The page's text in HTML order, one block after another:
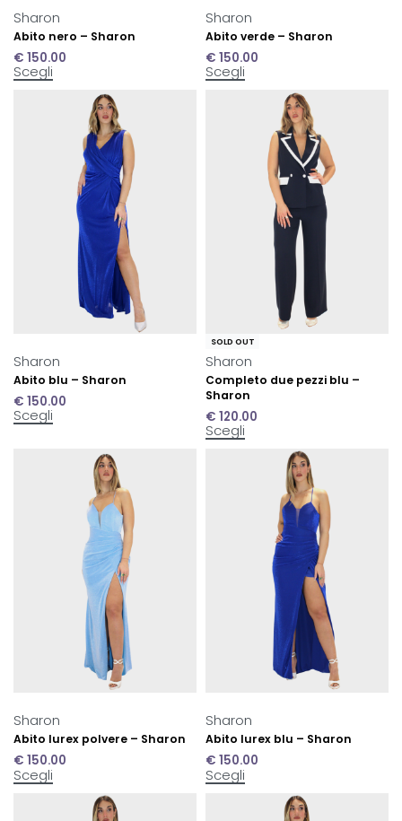
Sharon
Abito nero – Sharon
€ 150.00
Scegli
Sharon
Abito verde – Sharon
€ 150.00
Scegli
Sharon
Abito blu – Sharon
€ 150.00
Scegli
SOLD OUT
Sharon
Completo due pezzi blu –
Sharon
€ 120.00
Scegli
Sharon
Abito lurex polvere – Sharon
€ 150.00
Scegli
Sharon
Abito lurex blu – Sharon
€ 150.00
Scegli